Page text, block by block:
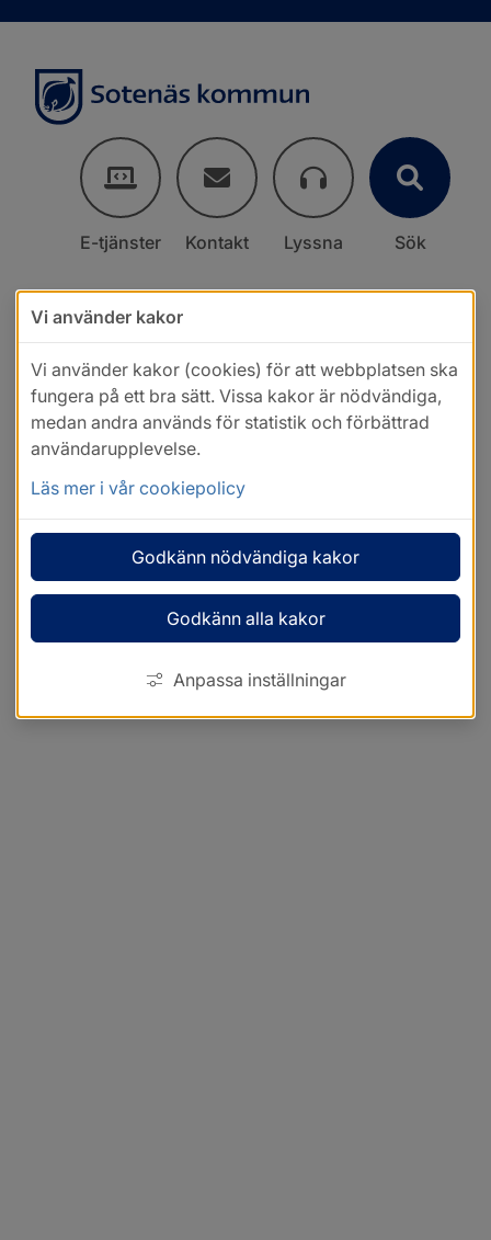
E-tjänster Kontakt Lyssna Sök
Vi använder kakor
Vi använder kakor (cookies) för att webbplatsen ska
fungera på ett bra sätt. Vissa kakor är nödvändiga,
medan andra används för statistik och förbättrad
användarupplevelse.
Läs mer i vår cookiepolicy
Godkänn nödvändiga kakor
Godkänn alla kakor
Anpassa inställningar